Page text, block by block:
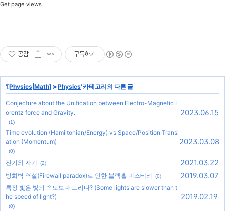
Get page views
공감 구독하기
'[Physics|Math] >Physics' 카테고리의 다른 글
Conjecture about the Unification between Electro-Magnetic L
orentz force and Gravity.
(1)
2023.06.15
Time evolution (Hamiltonian/Energy) vs Space/Position Transl
ation (Momentum)
(0)
2023.03.08
전기와 자기 (2) 2021.03.22
방화벽 역설(Firewall paradox)로 인한 블랙홀 미스테리 (0) 2019.03.07
특정 빛은 빛의 속도보다 느리다? (Some lights are slower than t
he speed of light?)
(0)
2019.02.19